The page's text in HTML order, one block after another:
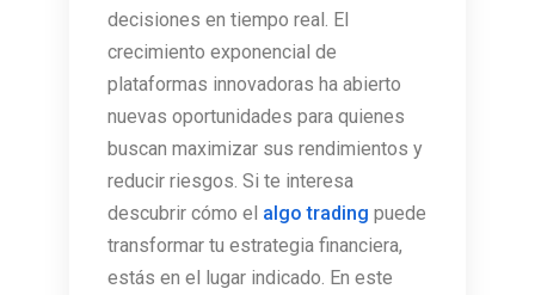
decisiones en tiempo real. El
crecimiento exponencial de
plataformas innovadoras ha abierto
nuevas oportunidades para quienes
buscan maximizar sus rendimientos y
reducir riesgos. Si te interesa
descubrir cómo el algo trading puede
transformar tu estrategia financiera,
estás en el lugar indicado. En este